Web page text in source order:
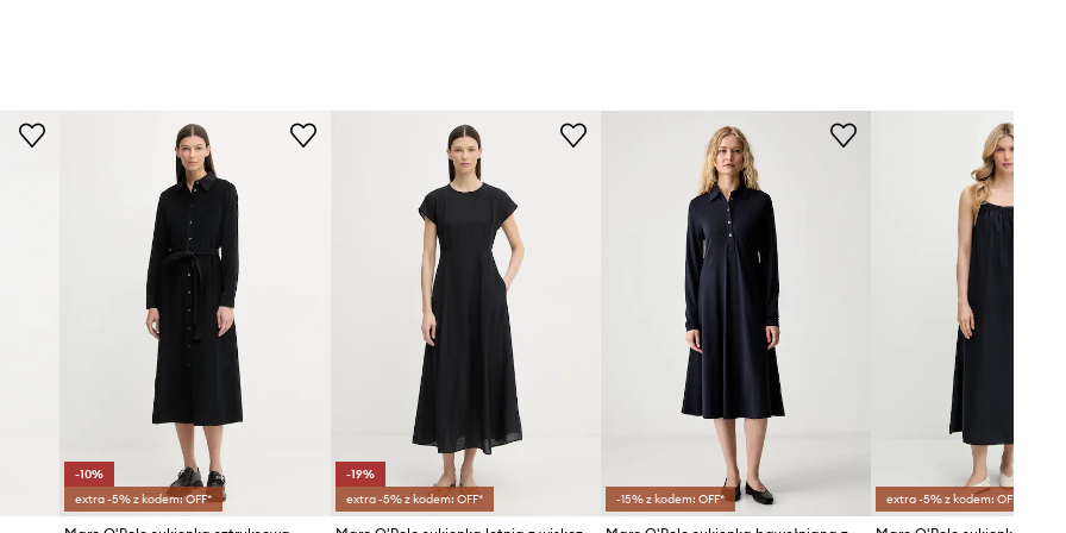
-10%
extra -5% z kodem: OFF*
-19%
extra -5% z kodem: OFF*
-15% z kodem: OFF* extra -5% z kodem: OFF*